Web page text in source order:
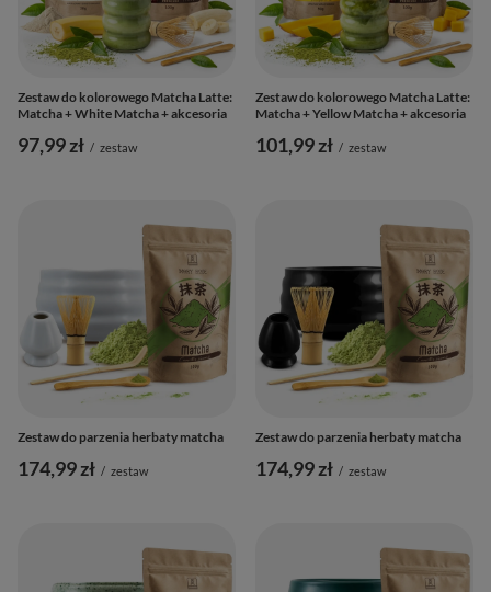
Zestaw do kolorowego Matcha Latte:
Matcha + White Matcha + akcesoria
97,99 zł / zestaw
Zestaw do kolorowego Matcha Latte:
Matcha + Yellow Matcha + akcesoria
101,99 zł / zestaw
Zestaw do parzenia herbaty matcha
174,99 zł / zestaw
Zestaw do parzenia herbaty matcha
174,99 zł / zestaw